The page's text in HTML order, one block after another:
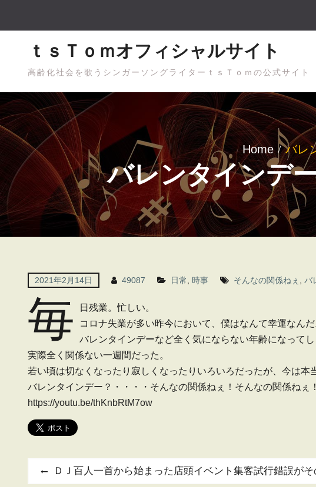
ｔｓＴｏｍオフィシャルサイト
高齢化社会を歌うシンガーソングライターｔｓＴｏｍの公式サイト
Home バレ
バレンタインデ
2021年2月14日 49087 日常 時事 そんなの関係ねぇ バ
毎
日残業。忙しい。
コロナ失業が多い昨今において、僕はなんて幸運なんだ
バレンタインデーなど全く気にならない年齢になってし
実際全く関係ない一週間だった。
若い頃は切なくなったり寂しくなったりいろいろだったが、今は本
バレンタインデー？・・・・そんなの関係ねぇ！そんなの関係ねぇ！
https://youtu.be/thKnbRtM7ow
投
Previous
ＤＪ百人一首から始まった店頭イベント集客試行錯誤が